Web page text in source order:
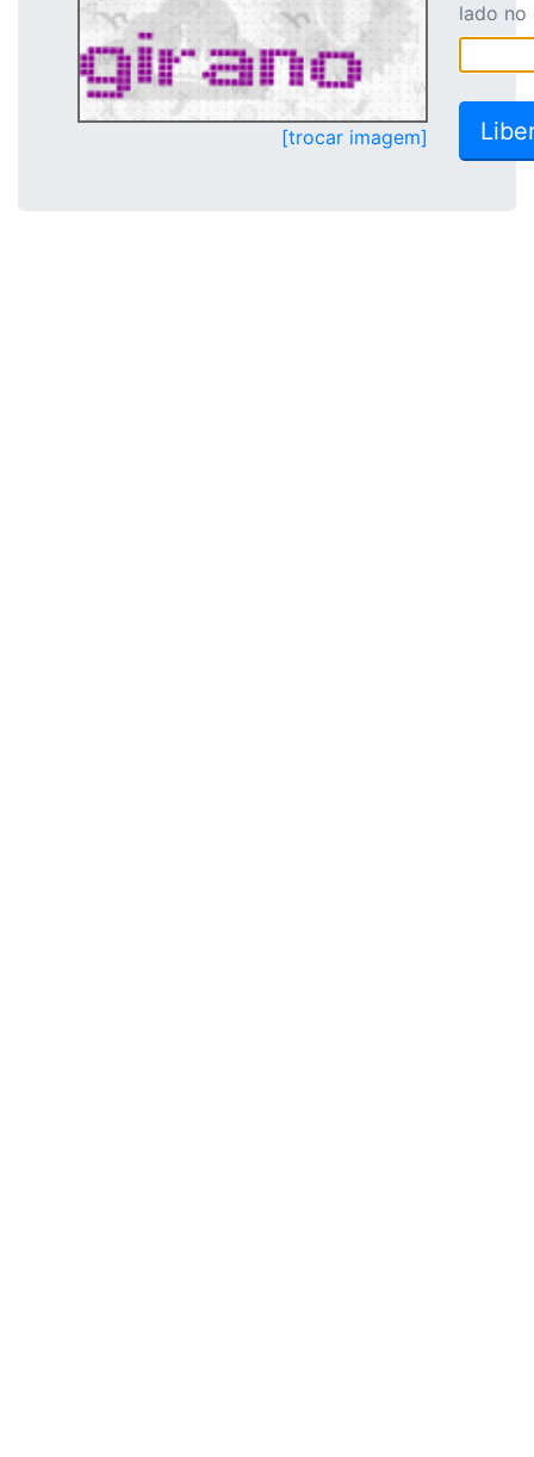
[trocar imagem]
lado no